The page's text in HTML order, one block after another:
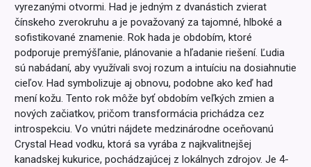
vyrezanými otvormi. Had je jedným z dvanástich zvierat
čínskeho zverokruhu a je považovaný za tajomné, hlboké a
sofistikované znamenie. Rok hada je obdobím, ktoré
podporuje premýšľanie, plánovanie a hľadanie riešení. Ľudia
sú nabádaní, aby využívali svoj rozum a intuíciu na dosiahnutie
cieľov. Had symbolizuje aj obnovu, podobne ako keď had
mení kožu. Tento rok môže byť obdobím veľkých zmien a
nových začiatkov, pričom transformácia prichádza cez
introspekciu. Vo vnútri nájdete medzinárodne oceňovanú
Crystal Head vodku, ktorá sa vyrába z najkvalitnejšej
kanadskej kukurice, pochádzajúcej z lokálnych zdrojov. Je 4-